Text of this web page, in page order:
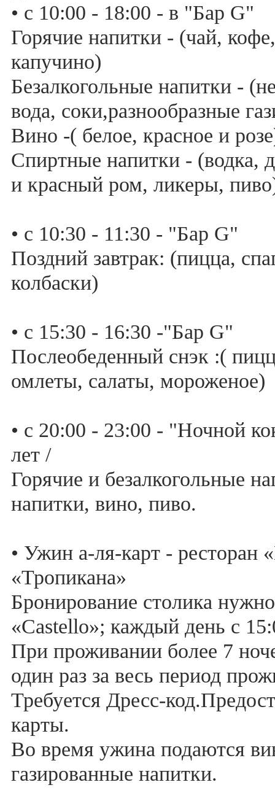
• с 10:00 - 18:00 - в "Бар G"
Горячие напитки - (чай,
капучино)
Безалкогольные напитки -
вода, соки,разнообразные
Вино -( белое, красное и
Спиртные напитки - (водка,
и красный ром, ликеры,
• с 10:30 - 11:30 - "Бар G"
Поздний завтрак: (пицца,
колбаски)
• с 15:30 - 16:30 -"Бар G"
Послеобеденный снэк :(
омлеты, салаты, мороженое)
• с 20:00 - 23:00 - "Ночной
лет /
Горячие и безалкогольные
напитки, вино, пиво.
• Ужин а-ля-карт - ресторан
«Тропикана»
Бронирование столика
«Castello»; каждый день с
При проживании более 7
один раз за весь период
Требуется Дресс-
карты.
Во время ужина подаются
газированные напитки.